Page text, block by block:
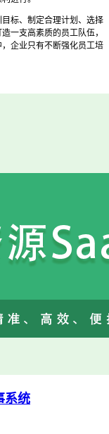
标、制定合理计划、选择
一支高素质的员工队伍，
企业只有不断强化员工培
系统